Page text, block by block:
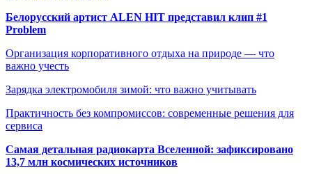
Белорусский артист ALEN HIT представил клип #1
Problem
Организация корпоративного отдыха на природе — что
важно учесть
Зарядка электромобиля зимой: что важно учитывать
Практичность без компромиссов: современные решения для
сервиса
Самая детальная радиокарта Вселенной: зафиксировано
13,7 млн космических источников